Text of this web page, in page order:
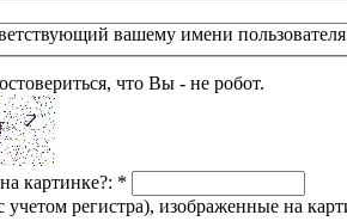
вашему имени
что Вы - не робот.
картинке?: *
регистра), изображенные на